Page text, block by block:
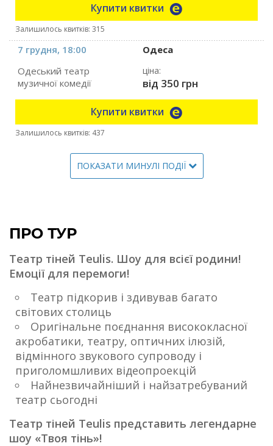
Купити квитки
Залишилось квитків: 315
7 грудня, 18:00
Одеса
Одеський театр
музичної комедії
ціна:
від 350 грн
Купити квитки
Залишилось квитків: 437
ПОКАЗАТИ МИНУЛІ ПОДІЇ
ПРО ТУР
Театр тіней Teulis. Шоу для всієї родини!
Емоції для перемоги!
Театр підкорив і здивував багато
світових столиць
Оригінальне поєднання висококласної
акробатики, театру, оптичних ілюзій,
відмінного звукового супроводу і
приголомшливих відеопроекцій
Найнезвичайніший і найзатребуваний
театр сьогодні
Театр тіней Teulis представить легендарне
шоу «Твоя тінь»!